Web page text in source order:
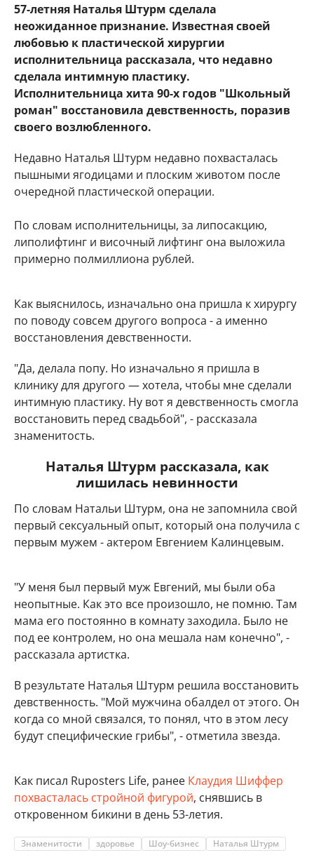
57-летняя Наталья Штурм сделала
неожиданное признание. Известная своей
любовью к пластической хирургии
исполнительница рассказала, что недавно
сделала интимную пластику.
Исполнительница хита 90-х годов "Школьный
роман" восстановила девственность, поразив
своего возлюбленного.
Недавно Наталья Штурм недавно похвасталась
пышными ягодицами и плоским животом после
очередной пластической операции.
По словам исполнительницы, за липосакцию,
липолифтинг и височный лифтинг она выложила
примерно полмиллиона рублей.
Как выяснилось, изначально она пришла к хирургу
по поводу совсем другого вопроса - а именно
восстановления девственности.
"Да, делала попу. Но изначально я пришла в
клинику для другого — хотела, чтобы мне сделали
интимную пластику. Ну вот я девственность смогла
восстановить перед свадьбой", - рассказала
знаменитость.
Наталья Штурм рассказала, как
лишилась невинности
По словам Натальи Штурм, она не запомнила свой
первый сексуальный опыт, который она получила с
первым мужем - актером Евгением Калинцевым.
"У меня был первый муж Евгений, мы были оба
неопытные. Как это все произошло, не помню. Там
мама его постоянно в комнату заходила. Было не
под ее контролем, но она мешала нам конечно", -
рассказала артистка.
В результате Наталья Штурм решила восстановить
девственность. "Мой мужчина обалдел от этого. Он
когда со мной связался, то понял, что в этом лесу
будут специфические грибы", - отметила звезда.
Как писал Ruposters Life, ранее Клаудия Шиффер
похвасталась стройной фигурой, снявшись в
откровенном бикини в день 53-летия.
Знаменитости здоровье Шоу-бизнес Наталья Штурм